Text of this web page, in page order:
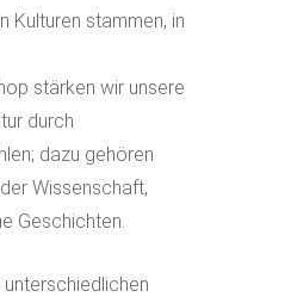
Kulturen stammen, in
stärken wir unsere
durch
dazu gehören
Wissenschaft,
Geschichten.